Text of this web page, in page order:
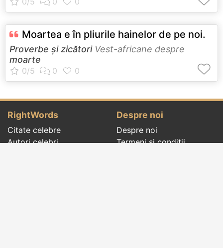
Moartea e în pliurile hainelor de pe noi.
Proverbe și zicătoriVest-africane despre
moarte
RightWords
Citate celebre
Autori celebri
Despre noi
Despre noi
Termeni și condiții